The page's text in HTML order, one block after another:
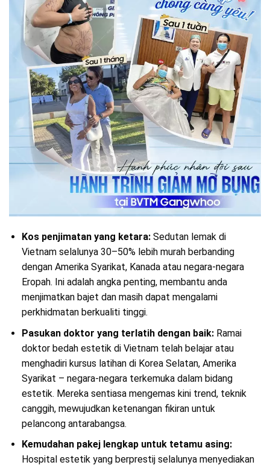
Kos penjimatan yang ketara:Sedutan lemak di
Vietnam selalunya 30–50% lebih murah berbanding
dengan Amerika Syarikat, Kanada atau negara-negara
Eropah. Ini adalah angka penting, membantu anda
menjimatkan bajet dan masih dapat mengalami
perkhidmatan berkualiti tinggi.
Pasukan doktor yang terlatih dengan baik:Ramai
doktor bedah estetik di Vietnam telah belajar atau
menghadiri kursus latihan di Korea Selatan, Amerika
Syarikat – negara-negara terkemuka dalam bidang
estetik. Mereka sentiasa mengemas kini trend, teknik
canggih, mewujudkan ketenangan fikiran untuk
pelancong antarabangsa.
Kemudahan pakej lengkap untuk tetamu asing:
Hospital estetik yang berprestij selalunya menyediakan